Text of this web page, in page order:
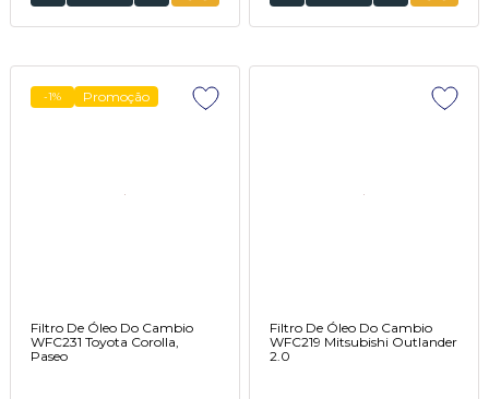
-1% Promoção
Filtro De Óleo Do Cambio
WFC231 Toyota Corolla,
Paseo
Filtro De Óleo Do Cambio
WFC219 Mitsubishi Outlander
2.0